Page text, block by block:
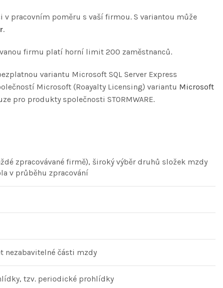
pracovním poměru s vaší firmou. S variantou může
.
firmu platí horní limit 200 zaměstnanců.
variantu Microsoft SQL Server Express
Microsoft (Roayalty Licensing) variantu Microsoft
pro produkty společnosti STORMWARE.
zpracovávané firmě), široký výběr druhů složek mzdy
v průběhu zpracování
nezabavitelné části mzdy
tzv. periodické prohlídky